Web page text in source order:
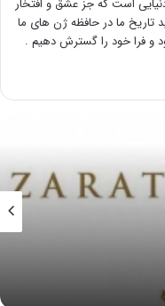
است که جز عشق و افتخار
تاریخ ما در حافظه ژن های ما
و فرا خود را گسترش دهیم .